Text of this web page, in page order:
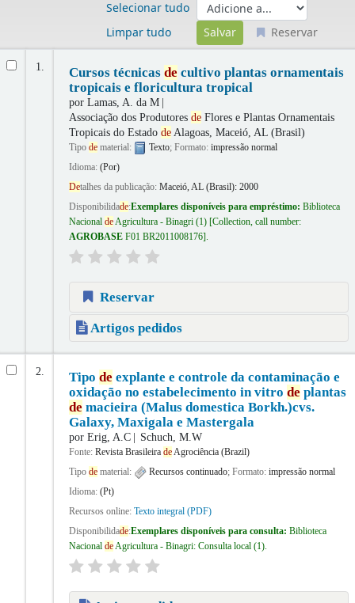
Selecionar tudo
Limpar tudo
Reservar
1. Cursos técnicas de cultivo plantas ornamentais
tropicais e floricultura tropical
por Lamas, A. da M
Associação dos Produtores deFlores e Plantas Ornamentais
Tropicais do Estado deAlagoas, Maceió, AL (Brasil)
Tipo dematerial: Texto; Formato: impressão normal
Idioma: (Por)
Detalhes da publicação: Maceió, AL (Brasil): 2000
Disponibilidade:Exemplares disponíveis para empréstimo: Biblioteca
Nacional deAgricultura - Binagri(1) Collection, call number:
AGROBASE F01 BR2011008176 .
Reservar
Artigos pedidos
2. Tipo de explante e controle da contaminação e
oxidação no estabelecimento in vitro de plantas
de macieira (Malus domestica Borkh.)cvs.
Galaxy, Maxigala e Mastergala
por Erig, A.C Schuch, M.W
Fonte: Revista Brasileira deAgrociência (Brazil)
Tipo dematerial: Recursos continuado; Formato: impressão normal
Idioma: (Pt)
Recursos online: Texto integral (PDF)
Disponibilidade:Exemplares disponíveis para consulta: Biblioteca
Nacional deAgricultura - Binagri: Consulta local (1).